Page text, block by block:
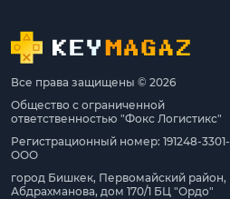
Все права защищены © 2026
Общество с ограниченной
ответственностью "Фокс Логистикс"
Регистрационный номер: 191248-3301-
ООО
город Бишкек, Первомайский район,
Абдрахманова, дом 170/1 БЦ "Ордо"